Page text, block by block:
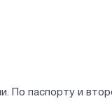
По паспорту и